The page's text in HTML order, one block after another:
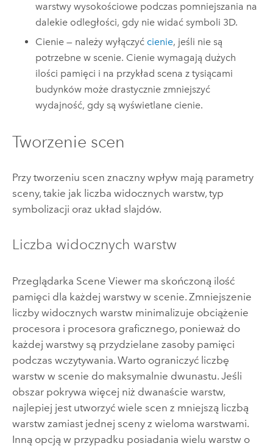
warstwy wysokościowe podczas pomniejszania na
dalekie odległości, gdy nie widać symboli 3D.
Cienie — należy wyłączyć cienie, jeśli nie są
potrzebne w scenie. Cienie wymagają dużych
ilości pamięci i na przykład scena z tysiącami
budynków może drastycznie zmniejszyć
wydajność, gdy są wyświetlane cienie.
Tworzenie scen
Przy tworzeniu scen znaczny wpływ mają parametry
sceny, takie jak liczba widocznych warstw, typ
symbolizacji oraz układ slajdów.
Liczba widocznych warstw
Przeglądarka Scene Viewerma skończoną ilość
pamięci dla każdej warstwy w scenie. Zmniejszenie
liczby widocznych warstw minimalizuje obciążenie
procesora i procesora graficznego, ponieważ do
każdej warstwy są przydzielane zasoby pamięci
podczas wczytywania. Warto ograniczyć liczbę
warstw w scenie do maksymalnie dwunastu. Jeśli
obszar pokrywa więcej niż dwanaście warstw,
najlepiej jest utworzyć wiele scen z mniejszą liczbą
warstw zamiast jednej sceny z wieloma warstwami.
Inną opcją w przypadku posiadania wielu warstw o